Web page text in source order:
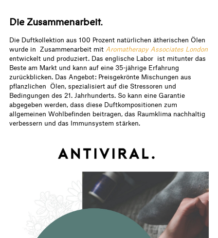
Die Zusammenarbeit.
Die Duftkollektion aus 100 Prozent natürlichen ätherischen Ölen
wurde in Zusammenarbeit mit Aromatherapy Associates London
entwickelt und produziert. Das englische Labor ist mitunter das
Beste am Markt und kann auf eine 35-jährige Erfahrung
zurückblicken. Das Angebot: Preisgekrönte Mischungen aus
pflanzlichen Ölen, spezialisiert auf die Stressoren und
Bedingungen des 21. Jahrhunderts. So kann eine Garantie
abgegeben werden, dass diese Duftkompositionen zum
allgemeinen Wohlbefinden beitragen, das Raumklima nachhaltig
verbessern und das Immunsystem stärken.